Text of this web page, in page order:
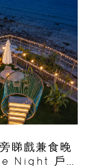
睇戲兼食晚
Night 戶